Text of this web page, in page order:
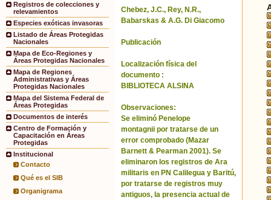
Registros de colecciones y
relevamientos
Especies exóticas invasoras
Listado de Áreas Protegidas
Nacionales
Mapa de Eco-Regiones y
Áreas Protegidas Nacionales
Mapa de Regiones
Administrativas y Áreas
Protegidas Nacionales
Mapa del Sistema Federal de
Áreas Protegidas
Documentos de interés
Centro de Formación y
Capacitación en Áreas
Protegidas
Institucional
Contacto
Qué es el SIB
Organigrama
Chebez, J.C., Rey, N.R.,
Babarskas & A.G. Di Giacomo
Publicación
Localización física del
documento :
BIBLIOTECA ALSINA
Observaciones:
Se eliminó Penelope
montagnii por tratarse de un
error comprobado (Mazar
Barnett & Pearman 2001). Se
eliminaron los registros de Ara
militaris en PN Calilegua y Baritú,
por tratarse de registros muy
antiguos, la presencia actual de